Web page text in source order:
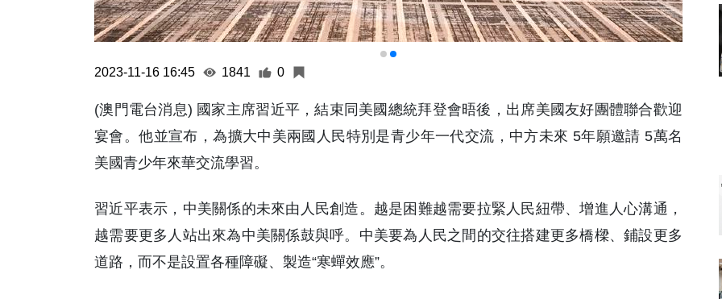
2023-11-16 16:45 1841 0
(澳門電台消息) 國家主席習近平，結束同美國總統拜登會晤後，出席美國友好團體聯合歡迎
宴會。他並宣布，為擴大中美兩國人民特別是青少年一代交流，中方未來 5年願邀請 5萬名
美國青少年來華交流學習。
習近平表示，中美關係的未來由人民創造。越是困難越需要拉緊人民紐帶、增進人心溝通，
越需要更多人站出來為中美關係鼓與呼。中美要為人民之間的交往搭建更多橋樑、鋪設更多
道路，而不是設置各種障礙、製造“寒蟬效應”。